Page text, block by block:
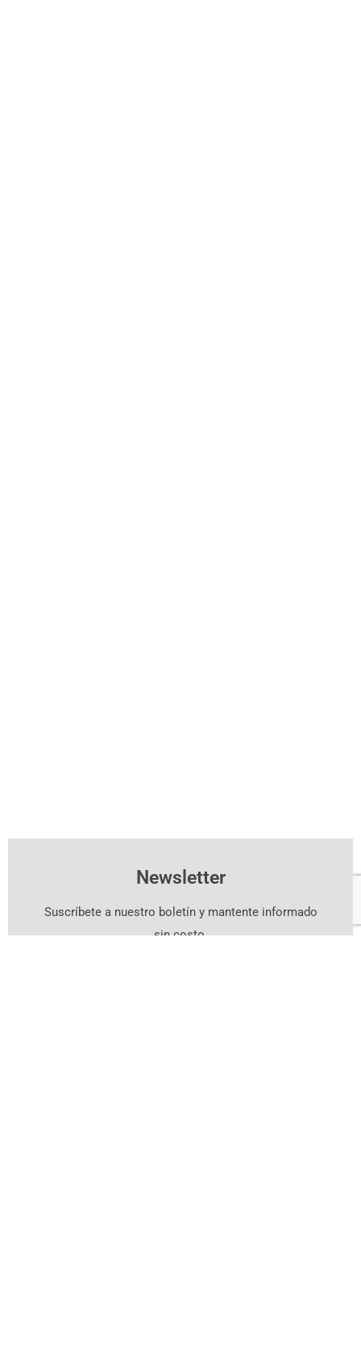
Newsletter
Suscríbete a nuestro boletín y mantente informado
sin costo.